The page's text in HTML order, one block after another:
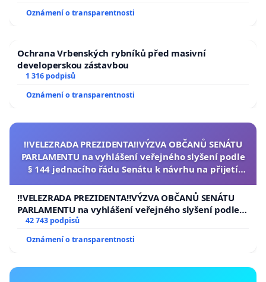
Oznámení o transparentnosti
Ochrana Vrbenských rybníků před masivní
developerskou zástavbou
1 316 podpisů
Oznámení o transparentnosti
‼️VELEZRADA PREZIDENTA‼️VÝZVA OBČANŮ SENÁTU
PARLAMENTU na vyhlášení veřejného slyšení podle
§ 144 jednacího řádu Senátu k návrhu na přijetí
republiky
‼️VELEZRADA PREZIDENTA‼️VÝZVA OBČANŮ SENÁTU
PARLAMENTU na vyhlášení veřejného slyšení podle §
144 jednacího řádu Senátu k návrhu na přijetí
usnesení k podání ústavní žaloby na prezidenta
republiky
42 743 podpisů
Oznámení o transparentnosti